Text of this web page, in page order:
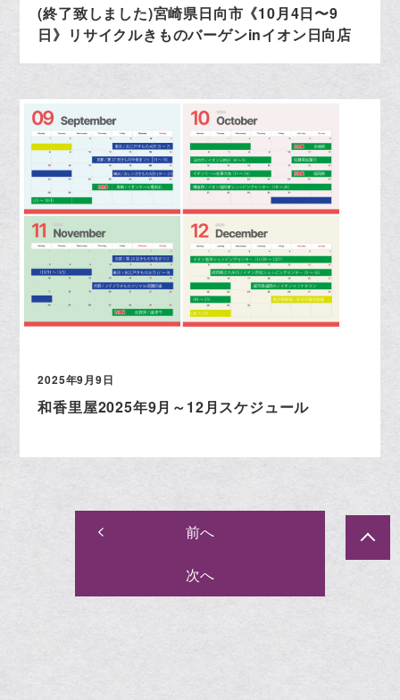
(終了致しました)宮崎県日向市《10月4日〜9
日》リサイクルきものバーゲンinイオン日向店
2025年9月9日
和香里屋2025年9月～12月スケジュール
前へ
次へ